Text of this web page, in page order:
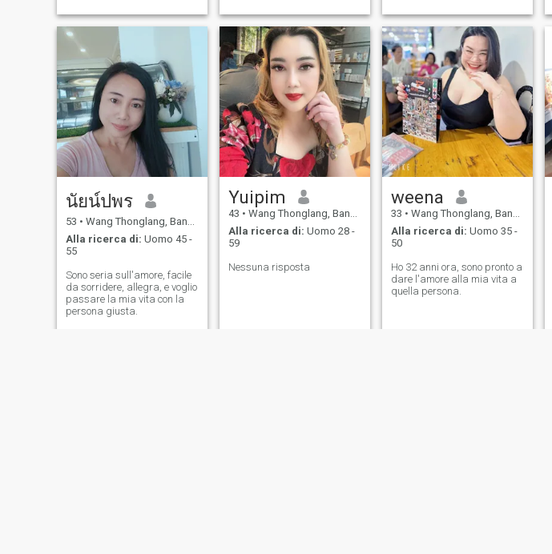
นัยน์ปพร
53 • Wang Thonglang, Bangkok, Thailandia
Alla ricerca di: Uomo 45 -
55
Sono seria sull'amore, facile
da sorridere, allegra, e voglio
passare la mia vita con la
persona giusta.
Yuipim
43 • Wang Thonglang, Bangkok, Thailandia
Alla ricerca di: Uomo 28 -
59
Nessuna risposta
weena
33 • Wang Thonglang, Bangkok, Thailandia
Alla ricerca di: Uomo 35 -
50
Ho 32 anni ora, sono pronto a
dare l'amore alla mia vita a
quella persona.